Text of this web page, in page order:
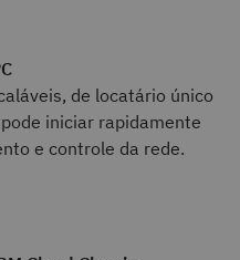
de locatário único
iniciar rapidamente
e controle da rede.